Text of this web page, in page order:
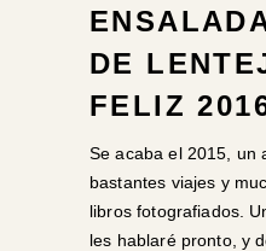
DE
FELIZ
Se acaba el 2015, un
bastantes viajes y
libros fotografiados.
les hablaré pronto, y